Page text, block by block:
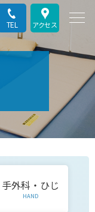
TEL アクセス
手外科・ひじ
HAND